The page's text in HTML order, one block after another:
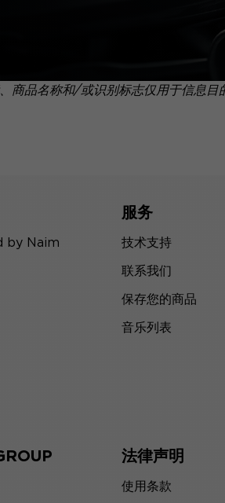
商品名称和/或识别标志仅用于信息
by Naim
服务
技术支持
联系我们
保存您的商品
音乐列表
法律声明
使用条款